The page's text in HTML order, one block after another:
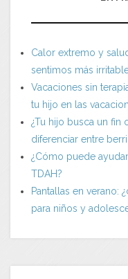
Calor extremo y
sentimos más
Vacaciones sin
tu hijo en las
¿Tu hijo busca un fin
diferenciar entre
¿Cómo puede
TDAH?
Pantallas en verano:
para niños y